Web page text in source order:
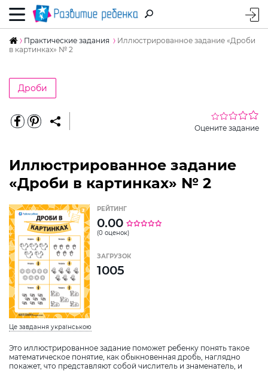
Практические задания
Иллюстрированное задание «Дроби
в картинках» № 2
Дроби
Оцените задание
Иллюстрированное задание
«Дроби в картинках» № 2
Це завдання українською
Это иллюстрированное задание поможет ребенку понять такое
математическое понятие, как обыкновенная дробь, наглядно
покажет, что представляют собой числитель и знаменатель, и
РЕЙТИНГ
0.00
(0 оценок)
ЗАГРУЗОК
1005